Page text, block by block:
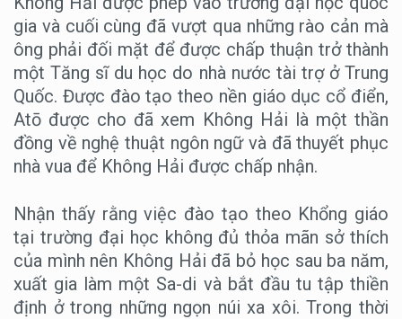
gia và cuối cùng đã vượt qua những rào cản mà
ông phải đối mặt để được chấp thuận trở thành
một Tăng sĩ du học do nhà nước tài trợ ở Trung
Quốc. Được đào tạo theo nền giáo dục cổ điển,
Atō được cho đã xem Không Hải là một thần
đồng về nghệ thuật ngôn ngữ và đã thuyết phục
nhà vua để Không Hải được chấp nhận.
Nhận thấy rằng việc đào tạo theo Khổng giáo
tại trường đại học không đủ thỏa mãn sở thích
của mình nên Không Hải đã bỏ học sau ba năm,
xuất gia làm một Sa-di và bắt đầu tu tập thiền
định ở trong những ngọn núi xa xôi. Trong thời